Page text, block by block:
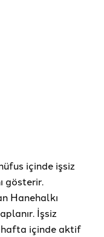
içinde işsiz
gösterir.
Hanehalkı
İşsiz
hafta içinde aktif